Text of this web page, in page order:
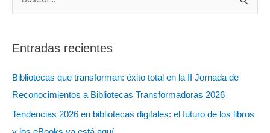
c
a
r
Entradas recientes
Bibliotecas que transforman: éxito total en la II Jornada de
Reconocimientos a Bibliotecas Transformadoras 2026
Tendencias 2026 en bibliotecas digitales: el futuro de los libros